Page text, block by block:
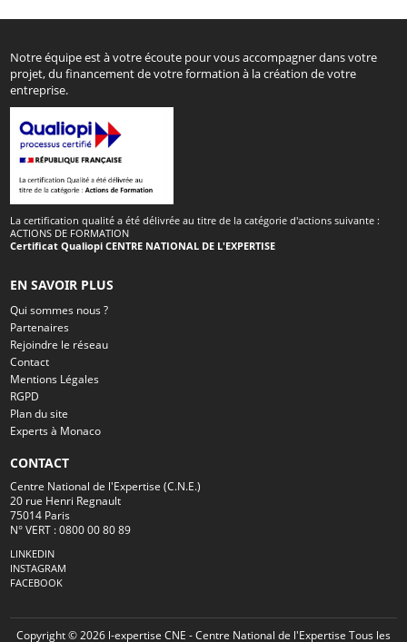
Notre équipe est à votre écoute pour vous accompagner dans votre
projet, du financement de votre formation à la création de votre
entreprise.
La certification qualité a été délivrée au titre de la catégorie d'actions suivante :
ACTIONS DE FORMATION
Certificat Qualiopi CENTRE NATIONAL DE L'EXPERTISE
EN SAVOIR PLUS
Qui sommes nous ?
Partenaires
Rejoindre le réseau
Contact
Mentions Légales
RGPD
Plan du site
Experts à Monaco
CONTACT
Centre National de l'Expertise (C.N.E.)
20 rue Henri Regnault
75014 Paris
N° VERT : 0800 00 80 89
LINKEDIN
INSTAGRAM
FACEBOOK
Copyright © 2026 l-expertise CNE - Centre National de l'Expertise Tous les